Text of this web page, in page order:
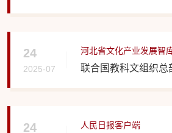
24
2025-07
河北省文化产业发展智
联合国教科文组织总
24 人民日报客户端